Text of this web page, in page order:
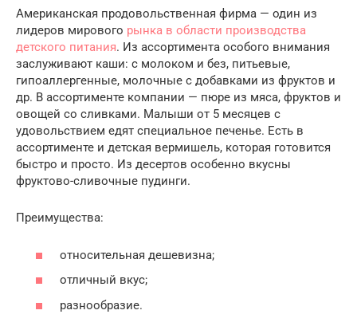
Американская продовольственная фирма — один из
лидеров мирового рынка в области производства
детского питания. Из ассортимента особого внимания
заслуживают каши: с молоком и без, питьевые,
гипоаллергенные, молочные с добавками из фруктов и
др. В ассортименте компании — пюре из мяса, фруктов и
овощей со сливками. Малыши от 5 месяцев с
удовольствием едят специальное печенье. Есть в
ассортименте и детская вермишель, которая готовится
быстро и просто. Из десертов особенно вкусны
фруктово-сливочные пудинги.
Преимущества:
относительная дешевизна;
отличный вкус;
разнообразие.